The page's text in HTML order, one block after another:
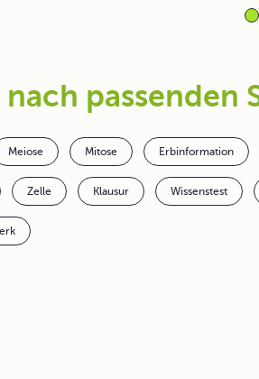
nach passenden
Meiose Mitose Erbinformation
Zelle Klausur Wissenstest